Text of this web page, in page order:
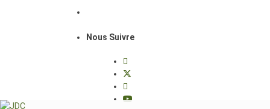
Nous Suivre